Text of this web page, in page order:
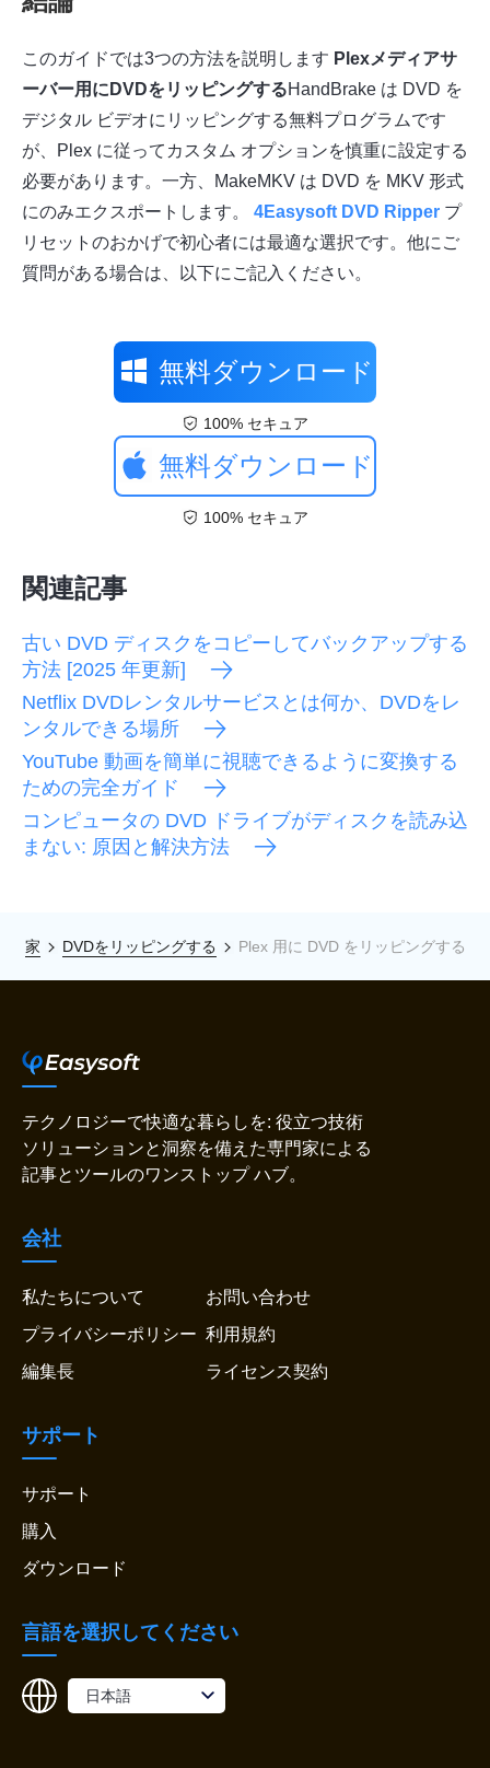
このガイドでは3つの方法を説明します Plexメディアサ
ーバー用にDVDをリッピングするHandBrake は DVD を
デジタル ビデオにリッピングする無料プログラムです
が、Plex に従ってカスタム オプションを慎重に設定する
必要があります。一方、MakeMKV は DVD を MKV 形式
にのみエクスポートします。 4Easysoft DVD Ripper プ
リセットのおかげで初心者には最適な選択です。他にご
質問がある場合は、以下にご記入ください。
無料ダウンロード
100% セキュア
無料ダウンロード
100% セキュア
関連記事
古い DVD ディスクをコピーしてバックアップする
方法 [2025 年更新]
Netflix DVDレンタルサービスとは何か、DVDをレ
ンタルできる場所
YouTube 動画を簡単に視聴できるように変換する
ための完全ガイド
コンピュータの DVD ドライブがディスクを読み込
まない: 原因と解決方法
家 DVDをリッピングする Plex 用に DVD をリッピングする
テクノロジーで快適な暮らしを: 役立つ技術
ソリューションと洞察を備えた専門家による
記事とツールのワンストップ ハブ。
会社
私たちについて
お問い合わせ
プライバシーポリシー 利用規約
編集長
ライセンス契約
サポート
サポート
購入
ダウンロード
言語を選択してください
日本語